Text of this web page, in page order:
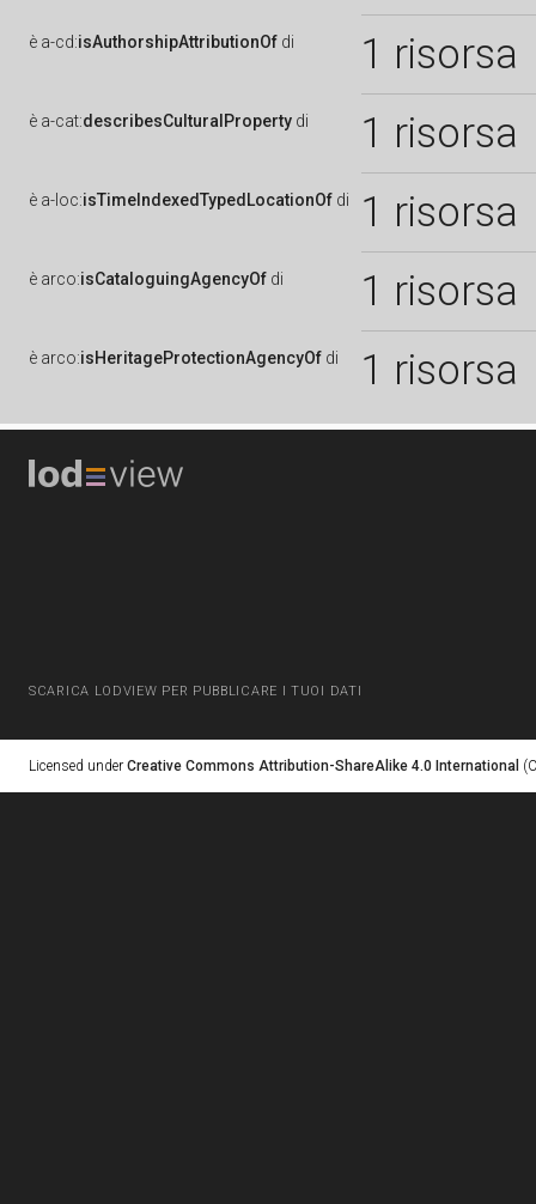
è a-cd:isAuthorshipAttributionOf di 1 risorsa
è a-cat:describesCulturalProperty di 1 risorsa
è a-loc:isTimeIndexedTypedLocationOf di 1 risorsa
è arco:isCataloguingAgencyOf di 1 risorsa
è arco:isHeritageProtectionAgencyOf di 1 risorsa
SCARICA LODVIEW PER PUBBLICARE I TUOI DATI
Licensed under Creative Commons Attribution-ShareAlike 4.0 International